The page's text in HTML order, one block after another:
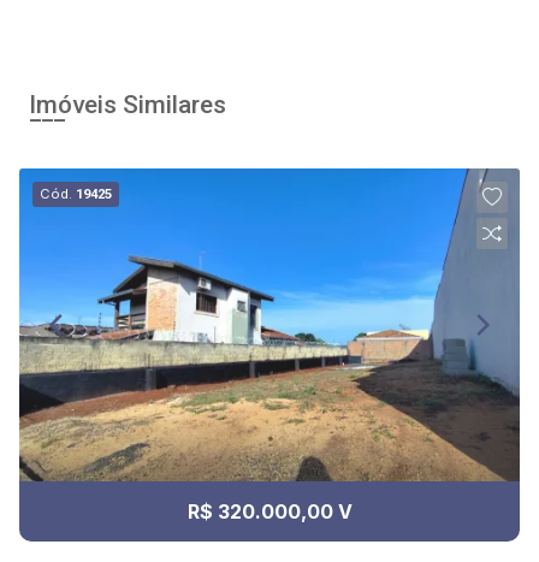
Imóveis Similares
Cód. 19425
R$ 320.000,00 V